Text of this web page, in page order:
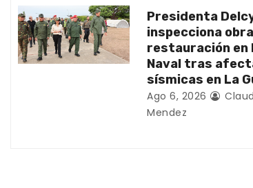
t
r
a
Presidenta
inspecciona
restauración en
Naval tras
sísmicas en La
Ago 6, 2026
Mendez